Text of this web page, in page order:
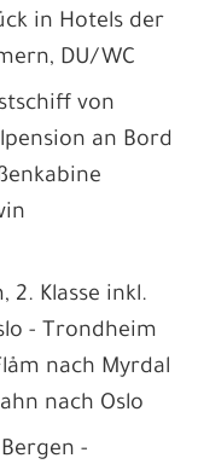
in Hotels der
DU/WC
von
an Bord
Klasse inkl.
- Trondheim
nach Myrdal
nach Oslo
-